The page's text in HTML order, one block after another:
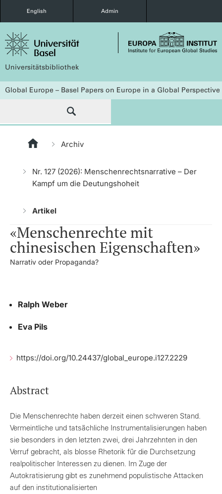
English Admin
Universitätsbibliothek
Global Europe – Basel Papers on Europe in a Global Perspective
Archiv
Nr. 127 (2026): Menschenrechtsnarrative – Der
Kampf um die Deutungshoheit
Artikel
«Menschenrechte mit
chinesischen Eigenschaften»
Narrativ oder Propaganda?
Ralph Weber
Eva Pils
https://doi.org/10.24437/global_europe.i127.2229
Abstract
Die Menschenrechte haben derzeit einen schweren Stand.
Vermeintliche und tatsächliche Instrumentalisierungen haben
sie besonders in den letzten zwei, drei Jahrzehnten in den
Verruf gebracht, als blosse Rhetorik für die Durchsetzung
realpolitischer Interessen zu dienen. Im Zuge der
Autokratisierung gibt es zunehmend populistische Attacken
auf den institutionalisierten